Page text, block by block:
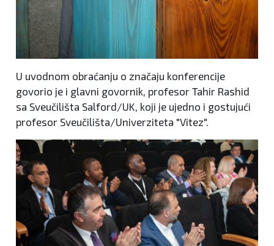
U uvodnom obraćanju o značaju konferencije
govorio je i glavni govornik, profesor Tahir Rashid
sa Sveučilišta Salford/UK, koji je ujedno i gostujući
profesor Sveučilišta/Univerziteta "Vitez".